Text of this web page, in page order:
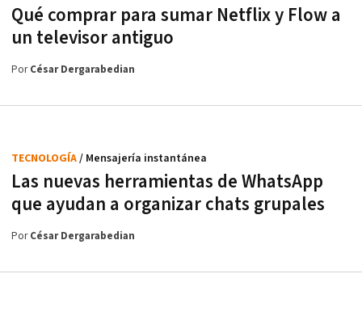
Qué comprar para sumar Netflix y Flow a
un televisor antiguo
PorCésar Dergarabedian
Las nuevas herramientas de WhatsApp
que ayudan a organizar chats grupales
TECNOLOGÍA/ Mensajería instantánea
PorCésar Dergarabedian